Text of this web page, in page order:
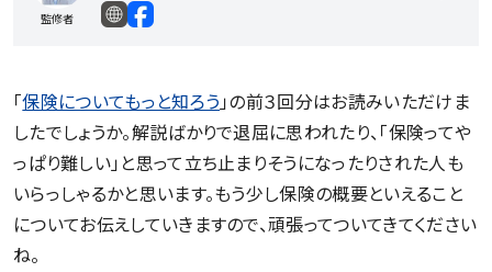
監修者
記事一覧を見る
「保険についてもっと知ろう」の前３回分はお読みいただけま
したでしょうか。解説ばかりで退屈に思われたり、「保険ってや
っぱり難しい」と思って立ち止まりそうになったりされた人も
いらっしゃるかと思います。もう少し保険の概要といえること
についてお伝えしていきますので、頑張ってついてきてください
ね。